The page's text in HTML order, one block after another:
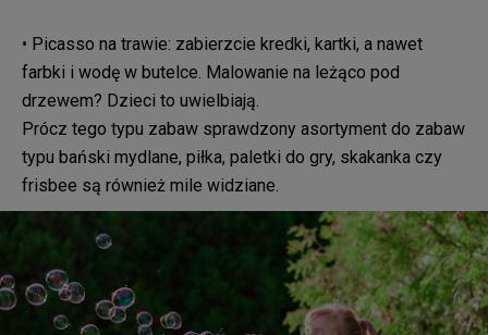
• Picasso na trawie: zabierzcie kredki, kartki, a nawet
farbki i wodę w butelce. Malowanie na leżąco pod
drzewem? Dzieci to uwielbiają.
Prócz tego typu zabaw sprawdzony asortyment do zabaw
typu bański mydlane, piłka, paletki do gry, skakanka czy
frisbee są również mile widziane.